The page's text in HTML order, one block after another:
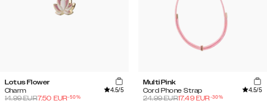
Lotus Flower
Charm
4.5/5
14.99EUR7.50 EUR-50%
Multi Pink
Cord Phone Strap
4.5/5
24.99EUR17.49 EUR-30%